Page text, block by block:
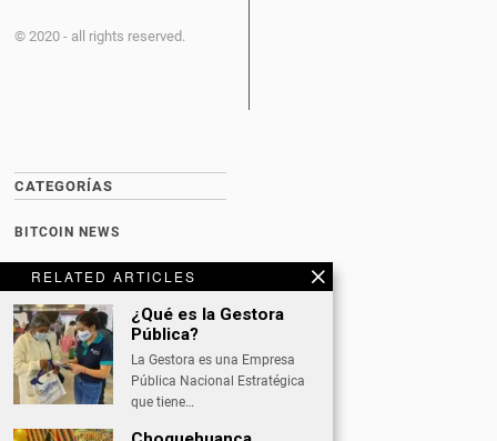
RELATED ARTICLES
¿Qué es la Gestora
Pública?
La Gestora es una Empresa
Pública Nacional Estratégica
que tiene…
© 2020 - all rights reserved.
CATEGORÍAS
BITCOIN NEWS
CULTURA
DATING
DEPORTES
ECONOMÍA